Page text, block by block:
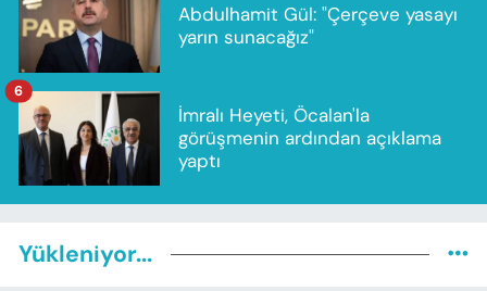
Abdulhamit Gül: "Çerçeve yasayı
yarın sunacağız"
İmralı Heyeti, Öcalan'la
görüşmenin ardından açıklama
yaptı
6
Yükleniyor...